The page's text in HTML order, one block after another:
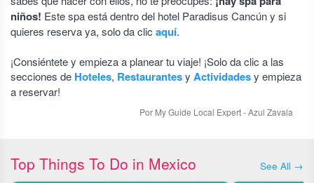
niños! Este spa está dentro del hotel Paradisus Cancún y si
quieres reserva ya, solo da clic aquí.
¡Consiéntete y empieza a planear tu viaje! ¡Solo da clic a las
secciones de Hoteles, Restaurantesy Actividadesy empieza
a reservar!
Por My Guide Local Expert - Azul Zavala
Top Things To Do in Mexico See All →